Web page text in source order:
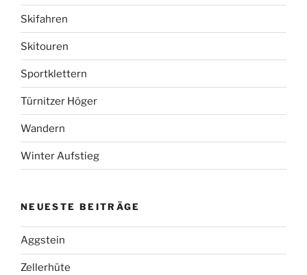
Skifahren
Skitouren
Sportklettern
Türnitzer Höger
Wandern
Winter Aufstieg
NEUESTE BEITRÄGE
Aggstein
Zellerhüte